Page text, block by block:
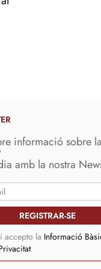
informació sobre
amb la nostra
accepto la Informació